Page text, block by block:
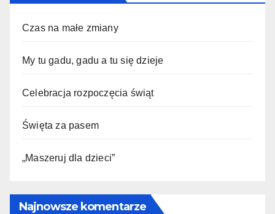
Czas na małe zmiany
My tu gadu, gadu a tu się dzieje
Celebracja rozpoczęcia świąt
Święta za pasem
„Maszeruj dla dzieci”
Najnowsze komentarze